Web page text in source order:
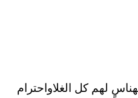
لهم كل الغلاواحترام